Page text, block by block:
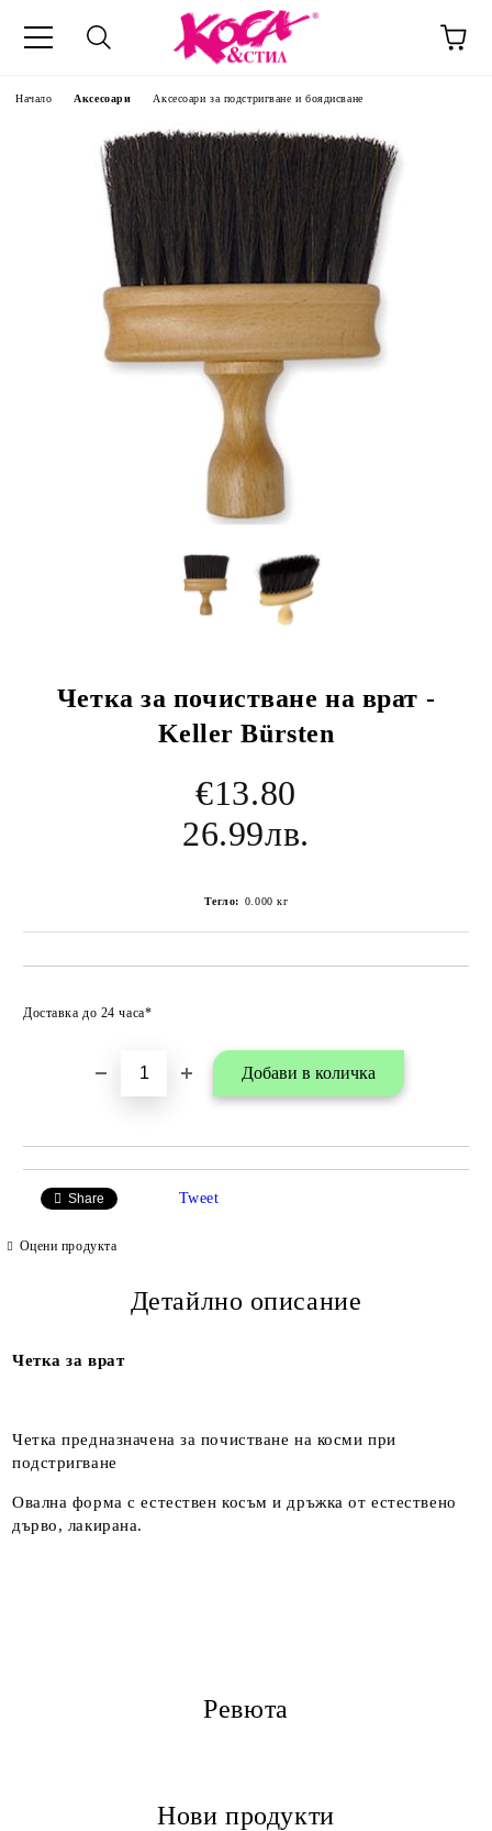
Начало Аксесоари Аксесоари за подстригване и боядисване
Четка за почистване на врат -
Keller Bürsten
€13.80
26.99лв.
Тегло: 0.000 кг
Доставка до 24 часа*
Share Tweet
Оцени продукта
Детайлно описание
Четка за врат
Четка предназначена за почистване на косми при
подстригване
Овална форма с естествен косъм и дръжка от естествено
дърво, лакирана.
Ревюта
Нови продукти